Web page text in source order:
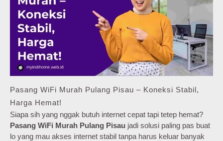
Pasang WiFi Murah Pulang Pisau – Koneksi Stabil,
Harga Hemat!
Siapa sih yang nggak butuh internet cepat tapi tetep hemat?
Pasang WiFi Murah Pulang Pisau jadi solusi paling pas buat
lo yang mau akses internet stabil tanpa harus keluar banyak